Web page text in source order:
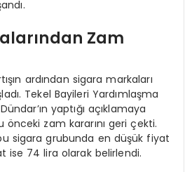
Zam
ardından sigara markaları
Tekel Bayileri Yardımlaşma
yaptığı açıklamaya
zam kararını geri çekti.
sigara grubunda en düşük fiyat
ise 74 lira olarak belirlendi.